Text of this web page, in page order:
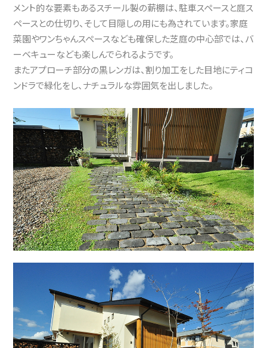
メント的な要素もあるスチール製の薪棚は、駐車スペースと庭ス
ペースとの仕切り、そして目隠しの用にも為されています。家庭
菜園やワンちゃんスペースなども確保した芝庭の中心部では、バ
ーベキューなども楽しんでられるようです。
また​アプローチ部分の黒レンガは、割り加工をした目地にティコ
ンドラで緑化をし、ナチュラルな雰囲気を出しました。